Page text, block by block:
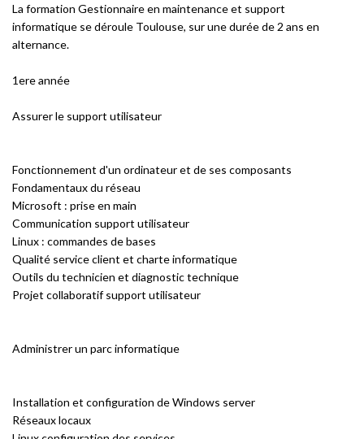
La formation Gestionnaire en maintenance et support
informatique se déroule Toulouse, sur une durée de 2 ans en
alternance.
1ere année
Assurer le support utilisateur
Fonctionnement d'un ordinateur et de ses composants
Fondamentaux du réseau
Microsoft : prise en main
Communication support utilisateur
Linux : commandes de bases
Qualité service client et charte informatique
Outils du technicien et diagnostic technique
Projet collaboratif support utilisateur
Administrer un parc informatique
Installation et configuration de Windows server
Réseaux locaux